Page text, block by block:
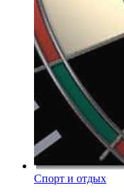
Спорт и отдых